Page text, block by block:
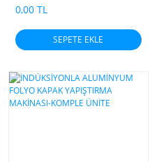
0,00 TL
SEPETE EKLE